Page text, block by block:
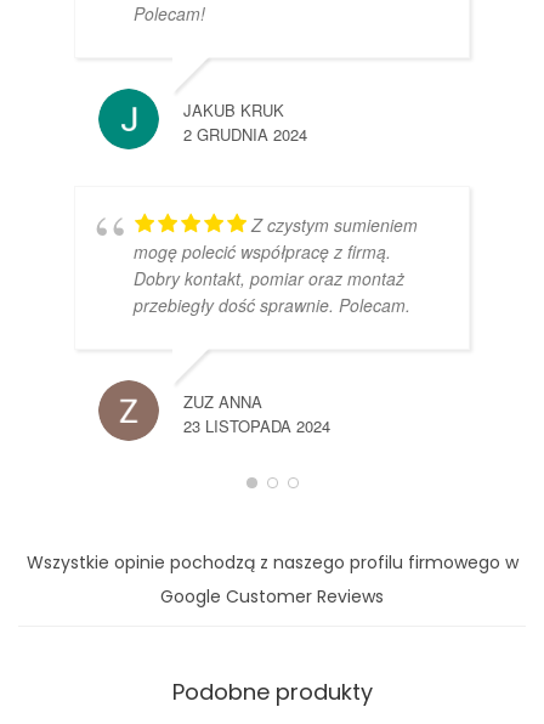
Polecam!
JAKUB KRUK
2 GRUDNIA 2024
Z czystym sumieniem
mogę polecić współpracę z firmą.
Dobry kontakt, pomiar oraz montaż
przebiegły dość sprawnie. Polecam.
ZUZ ANNA
23 LISTOPADA 2024
Wszystkie opinie pochodzą z naszego profilu firmowego w
Google Customer Reviews
Podobne produkty